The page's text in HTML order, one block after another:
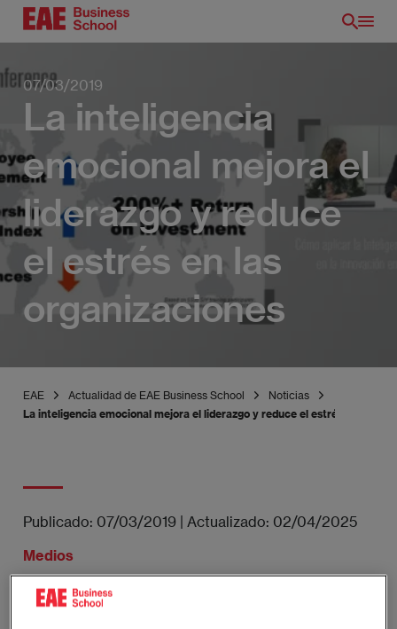
Pasar
principal
07/03/2019
La inteligencia
emocional mejora el
liderazgo y reduce
el estrés en las
organizaciones
EAE Actualidad de EAE Business School
Noticias
La inteligencia emocional mejora el liderazgo y reduce el estrés en las
Publicado: 07/03/2019 Actualizado: 02/04/2025
Medios
"Cómo aplicar la Inteligencia emocional en